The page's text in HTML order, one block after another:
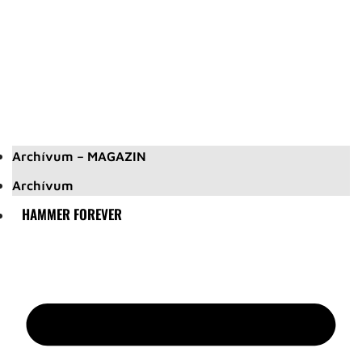
Archívum – MAGAZIN
Archívum
HAMMER FOREVER